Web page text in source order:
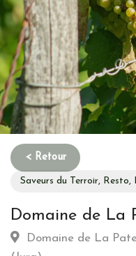
Saveurs du Terroir, Resto,
Domaine de La
Domaine de La